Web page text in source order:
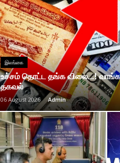
இலங்கை
உச்சம் தொட்ட தங்க விலை...!
தகவல்
06 August 2026 Admin